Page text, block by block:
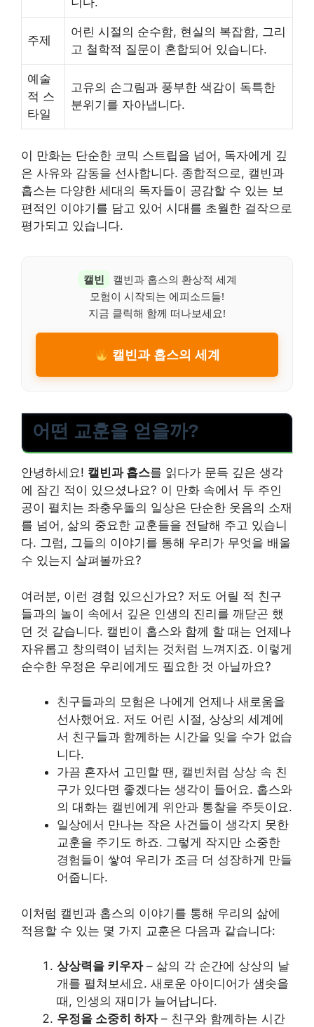
주제
어린 시절의 순수함, 현실의 복잡함, 그리
고 철학적 질문이 혼합되어 있습니다.
예술
적 스
타일
고유의 손그림과 풍부한 색감이 독특한
분위기를 자아냅니다.
이 만화는 단순한 코믹 스트립을 넘어, 독자에게 깊
은 사유와 감동을 선사합니다. 종합적으로, 캘빈과
홉스는 다양한 세대의 독자들이 공감할 수 있는 보
편적인 이야기를 담고 있어 시대를 초월한 걸작으로
평가되고 있습니다.
캘빈
캘빈과 홉스의 환상적 세계
모험이 시작되는 에피소드들!
지금 클릭해 함께 떠나보세요!
캘빈과 홉스의 세계
어떤 교훈을 얻을까?
안녕하세요! 캘빈과 홉스를 읽다가 문득 깊은 생각
에 잠긴 적이 있으셨나요? 이 만화 속에서 두 주인
공이 펼치는 좌충우돌의 일상은 단순한 웃음의 소재
를 넘어, 삶의 중요한 교훈들을 전달해 주고 있습니
다. 그럼, 그들의 이야기를 통해 우리가 무엇을 배울
수 있는지 살펴볼까요?
여러분, 이런 경험 있으신가요? 저도 어릴 적 친구
들과의 놀이 속에서 깊은 인생의 진리를 깨닫곤 했
던 것 같습니다. 캘빈이 홉스와 함께 할 때는 언제나
자유롭고 창의력이 넘치는 것처럼 느껴지죠. 이렇게
순수한 우정은 우리에게도 필요한 것 아닐까요?
친구들과의 모험은 나에게 언제나 새로움을
선사했어요. 저도 어린 시절, 상상의 세계에
서 친구들과 함께하는 시간을 잊을 수가 없습
니다.
가끔 혼자서 고민할 땐, 캘빈처럼 상상 속 친
구가 있다면 좋겠다는 생각이 들어요. 홉스와
의 대화는 캘빈에게 위안과 통찰을 주듯이요.
일상에서 만나는 작은 사건들이 생각지 못한
교훈을 주기도 하죠. 그렇게 작지만 소중한
경험들이 쌓여 우리가 조금 더 성장하게 만들
어줍니다.
이처럼 캘빈과 홉스의 이야기를 통해 우리의 삶에
적용할 수 있는 몇 가지 교훈은 다음과 같습니다:
상상력을 키우자– 삶의 각 순간에 상상의 날
개를 펼쳐보세요. 새로운 아이디어가 샘솟을
때, 인생의 재미가 늘어납니다.
우정을 소중히 하자– 친구와 함께하는 시간